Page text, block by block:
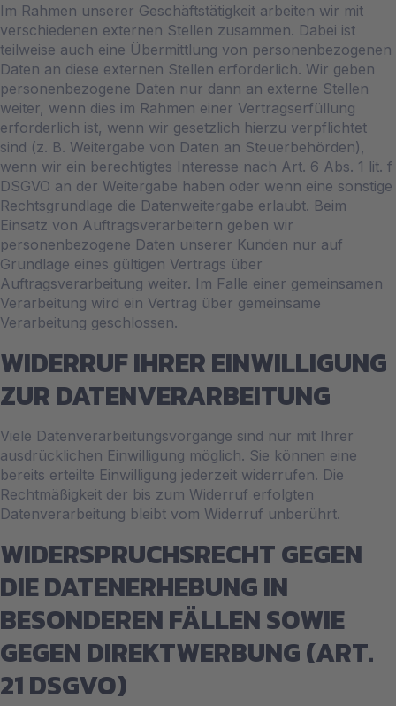
Im Rahmen unserer Geschäftstätigkeit arbeiten wir mit
verschiedenen externen Stellen zusammen. Dabei ist
teilweise auch eine Übermittlung von personenbezogenen
Daten an diese externen Stellen erforderlich. Wir geben
personenbezogene Daten nur dann an externe Stellen
weiter, wenn dies im Rahmen einer Vertragserfüllung
erforderlich ist, wenn wir gesetzlich hierzu verpflichtet
sind (z. B. Weitergabe von Daten an Steuerbehörden),
wenn wir ein berechtigtes Interesse nach Art. 6 Abs. 1 lit. f
DSGVO an der Weitergabe haben oder wenn eine sonstige
Rechtsgrundlage die Datenweitergabe erlaubt. Beim
Einsatz von Auftragsverarbeitern geben wir
personenbezogene Daten unserer Kunden nur auf
Grundlage eines gültigen Vertrags über
Auftragsverarbeitung weiter. Im Falle einer gemeinsamen
Verarbeitung wird ein Vertrag über gemeinsame
Verarbeitung geschlossen.
WIDERRUF IHRER EINWILLIGUNG
ZUR DATENVERARBEITUNG
Viele Datenverarbeitungsvorgänge sind nur mit Ihrer
ausdrücklichen Einwilligung möglich. Sie können eine
bereits erteilte Einwilligung jederzeit widerrufen. Die
Rechtmäßigkeit der bis zum Widerruf erfolgten
Datenverarbeitung bleibt vom Widerruf unberührt.
WIDERSPRUCHSRECHT GEGEN
DIE DATENERHEBUNG IN
BESONDEREN FÄLLEN SOWIE
GEGEN DIREKTWERBUNG (ART.
21 DSGVO)